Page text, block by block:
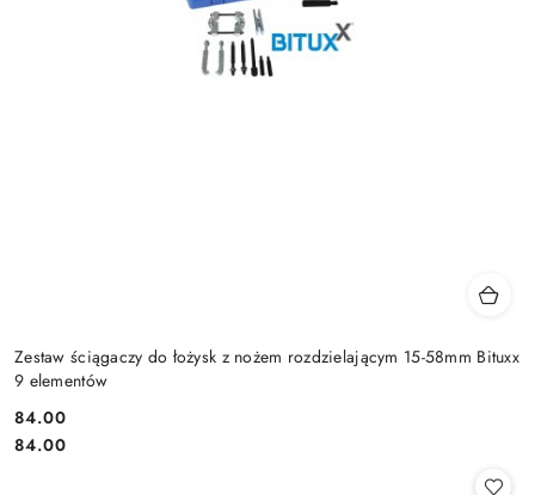
Zestaw ściągaczy do łożysk z nożem rozdzielającym 15-58mm Bituxx
9 elementów
Cena:
84.00
Cena:
84.00